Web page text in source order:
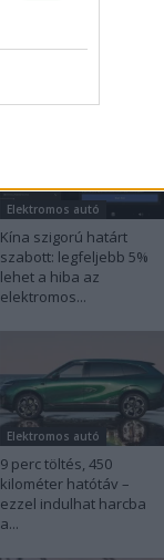
Elektromos autó
Kína szigorú határt
szabott: legfeljebb 5%
lehet a hiba az
elektromos...
Elektromos autó
9 perc töltés, 450
kilométer hatótáv –
ezzel indulhat harcba
a...